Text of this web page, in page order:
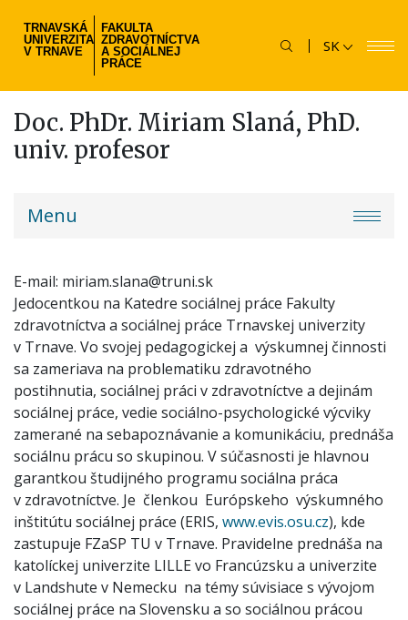
hlavný
TRNAVSKÁ
UNIVERZITA
V TRNAVE
FAKULTA
ZDRAVOTNÍCTVA
A SOCIÁLNEJ
PRÁCE
SK
Doc. PhDr. Miriam Slaná, PhD.
univ. profesor
fzsp-
Menu
E-mail miriam.slana@truni.sk
Jedocentkou na Katedre sociálnej práce Fakulty
zdravotníctva a sociálnej práce Trnavskej univerzity
v Trnave. Vo svojej pedagogickej a výskumnej činnosti
sa zameriava na problematiku zdravotného
postihnutia, sociálnej práci v zdravotníctve a dejinám
sociálnej práce, vedie sociálno-psychologické výcviky
zamerané na sebapoznávanie a komunikáciu, prednáša
sociálnu prácu so skupinou. V súčasnosti je hlavnou
garantkou študijného programu sociálna práca
v zdravotníctve. Je členkou Európskeho výskumného
inštitútu sociálnej práce (ERIS, www.evis.osu.cz), kde
zastupuje FZaSP TU v Trnave. Pravidelne prednáša na
katolíckej univerzite LILLE vo Francúzsku a univerzite
v Landshute v Nemecku na témy súvisiace s vývojom
sociálnej práce na Slovensku a so sociálnou prácou